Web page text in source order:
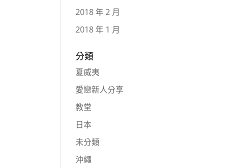
2018 年 2 月
2018 年 1 月
分類
夏威夷
愛戀新人分享
教堂
日本
未分類
沖繩